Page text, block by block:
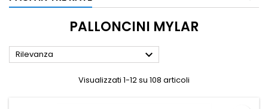
PALLONCINI MYLAR
Rilevanza 
Visualizzati 1-12 su 108 articoli